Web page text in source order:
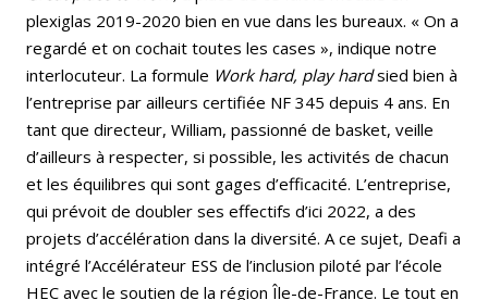
plexiglas 2019-2020 bien en vue dans les bureaux. « On a
regardé et on cochait toutes les cases », indique notre
interlocuteur. La formule Work hard, play hardsied bien à
l’entreprise par ailleurs certifiée NF 345 depuis 4 ans. En
tant que directeur, William, passionné de basket, veille
d’ailleurs à respecter, si possible, les activités de chacun
et les équilibres qui sont gages d’efficacité. L’entreprise,
qui prévoit de doubler ses effectifs d’ici 2022, a des
projets d’accélération dans la diversité. A ce sujet, Deafi a
intégré l’Accélérateur ESS de l’inclusion piloté par l’école
HEC avec le soutien de la région Île-de-France. Le tout en